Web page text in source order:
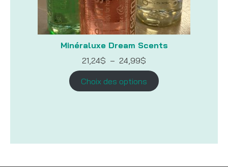
Minéraluxe Dream Scents
21,24$ – 24,99$
prix :
21,24$
à
Choix des options